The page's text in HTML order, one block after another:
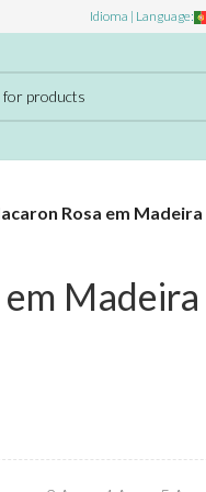
Idioma | Language:
Rosa em Madeira
Madeira